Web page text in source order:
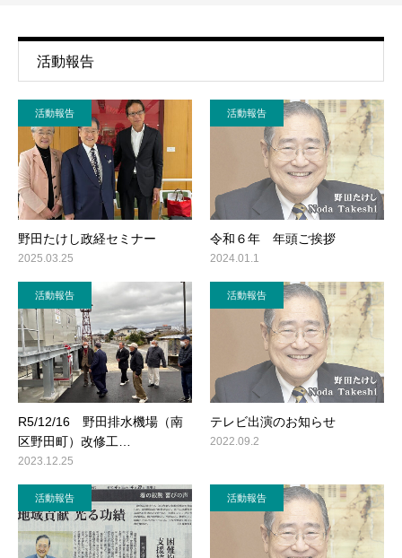
活動報告
活動報告
野田たけし政経セミナー
2025.03.25
活動報告
令和６年 年頭ご挨拶
2024.01.1
活動報告
R5/12/16 野田排水機場（南
区野田町）改修工…
2023.12.25
活動報告
テレビ出演のお知らせ
2022.09.2
活動報告 活動報告